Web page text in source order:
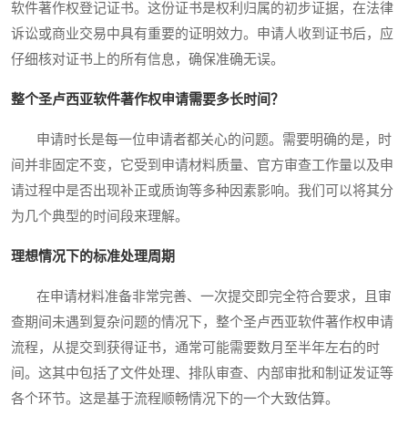
软件著作权登记证书。这份证书是权利归属的初步证据，在法律
诉讼或商业交易中具有重要的证明效力。申请人收到证书后，应
仔细核对证书上的所有信息，确保准确无误。
整个圣卢西亚软件著作权申请需要多长时间？
申请时长是每一位申请者都关心的问题。需要明确的是，时
间并非固定不变，它受到申请材料质量、官方审查工作量以及申
请过程中是否出现补正或质询等多种因素影响。我们可以将其分
为几个典型的时间段来理解。
理想情况下的标准处理周期
在申请材料准备非常完善、一次提交即完全符合要求，且审
查期间未遇到复杂问题的情况下，整个圣卢西亚软件著作权申请
流程，从提交到获得证书，通常可能需要数月至半年左右的时
间。这其中包括了文件处理、排队审查、内部审批和制证发证等
各个环节。这是基于流程顺畅情况下的一个大致估算。